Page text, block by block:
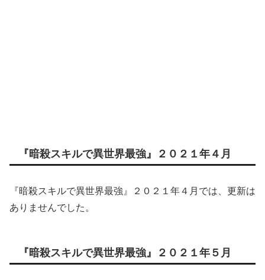
『暗殺スキルで異世界最強』２０２１年４月
『暗殺スキルで異世界最強』２０２１年４月では、更新は
ありませんでした。
『暗殺スキルで異世界最強』２０２１年５月